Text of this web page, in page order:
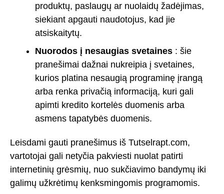
produktų, paslaugų ar nuolaidų žadėjimas,
siekiant apgauti naudotojus, kad jie
atsiskaitytų.
Nuorodos į nesaugias svetaines : šie
pranešimai dažnai nukreipia į svetaines,
kurios platina nesaugią programinę įrangą
arba renka privačią informaciją, kuri gali
apimti kredito kortelės duomenis arba
asmens tapatybės duomenis.
Leisdami gauti pranešimus iš Tutselrapt.com,
vartotojai gali netyčia pakviesti nuolat patirti
internetinių grėsmių, nuo sukčiavimo bandymų iki
galimų užkrėtimų kenksmingomis programomis.